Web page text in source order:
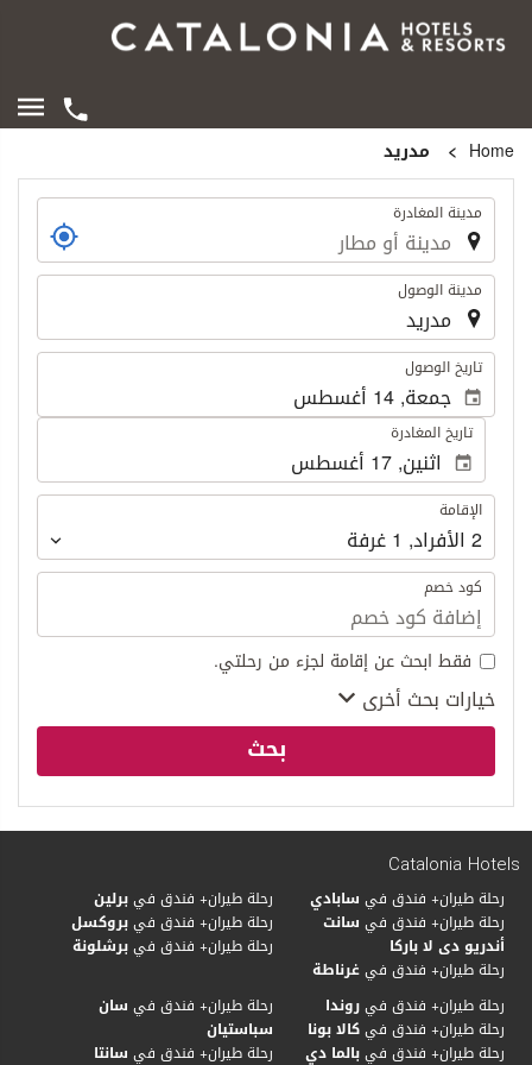
Home
مدريد
الرحلة
مدينة المغادرة
مدينة الوصول
. تاريخ الوصول
تاريخ المغادرة
الإقامة
الإقامة
2 الأفراد,
1غرفة
كود خصم
فقط ابحث عن إقامة لجزء من رحلتي.
خيارات بحث أخرى
بحث
Catalonia Hotels
رحلة طيران+ فندق فيبرلين
رحلة طيران+ فندق فيبروكسل
رحلة طيران+ فندق فيبرشلونة
رحلة طيران+ فندق في سابادي
رحلة طيران+ فندق في سانت
أندريو دى لا باركا
رحلة طيران+ فندق فيغرناطة
رحلة طيران+ فندق في سان
سباستيان
رحلة طيران+ فندق في سانتا
رحلة طيران+ فندق فيروندا
رحلة طيران+ فندق فيكالا بونا
رحلة طيران+ فندق فيبالما دي